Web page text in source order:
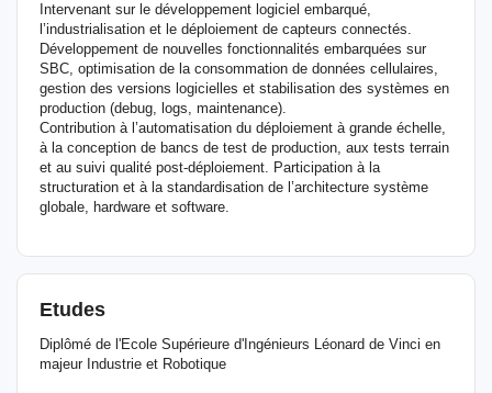
Intervenant sur le développement logiciel embarqué,
l’industrialisation et le déploiement de capteurs connectés.
Développement de nouvelles fonctionnalités embarquées sur
SBC, optimisation de la consommation de données cellulaires,
gestion des versions logicielles et stabilisation des systèmes en
production (debug, logs, maintenance).
Contribution à l’automatisation du déploiement à grande échelle,
à la conception de bancs de test de production, aux tests terrain
et au suivi qualité post-déploiement. Participation à la
structuration et à la standardisation de l’architecture système
globale, hardware et software.
Etudes
Diplômé de l'Ecole Supérieure d'Ingénieurs Léonard de Vinci en
majeur Industrie et Robotique